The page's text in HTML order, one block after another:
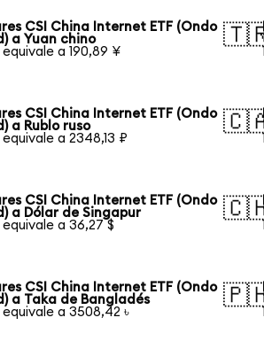
CSI China Internet ETF (Ondo
a Yuan chino
equivale a 190,89 ¥
CSI China Internet ETF (Ondo
a Rublo ruso
equivale a 2348,13 ₽
CSI China Internet ETF (Ondo
a Dólar de Singapur
equivale a 36,27 $
CSI China Internet ETF (Ondo
a Taka de Bangladés
equivale a 3508,42 ৳